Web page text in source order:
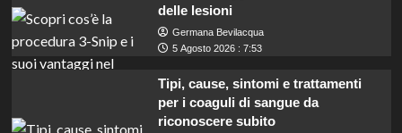
delle lesioni
Germana Bevilacqua
5 Agosto 2026 : 7:53
Tipi, cause, sintomi e trattamenti
per i coaguli di sangue da
riconoscere subito